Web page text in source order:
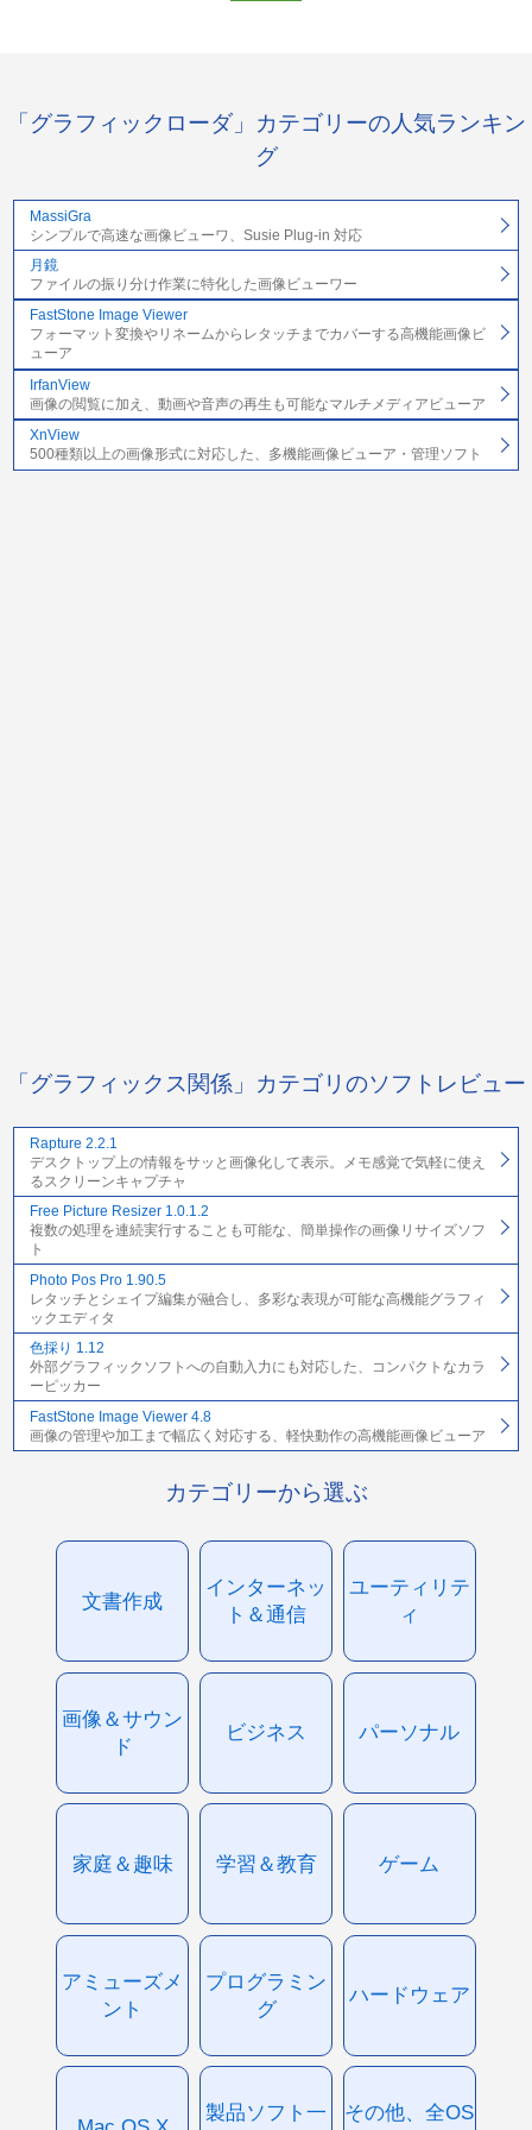
「グラフィックローダ」カテゴリーの人気ランキン
グ
MassiGra
シンプルで高速な画像ビューワ、Susie Plug-in 対応
月鏡
ファイルの振り分け作業に特化した画像ビューワー
FastStone Image Viewer
フォーマット変換やリネームからレタッチまでカバーする高機能画像ビ
ューア
IrfanView
画像の閲覧に加え、動画や音声の再生も可能なマルチメディアビューア
XnView
500種類以上の画像形式に対応した、多機能画像ビューア・管理ソフト
「グラフィックス関係」カテゴリのソフトレビュー
Rapture 2.2.1
デスクトップ上の情報をサッと画像化して表示。メモ感覚で気軽に使え
るスクリーンキャプチャ
Free Picture Resizer 1.0.1.2
複数の処理を連続実行することも可能な、簡単操作の画像リサイズソフ
ト
Photo Pos Pro 1.90.5
レタッチとシェイプ編集が融合し、多彩な表現が可能な高機能グラフィ
ックエディタ
色採り 1.12
外部グラフィックソフトへの自動入力にも対応した、コンパクトなカラ
ーピッカー
FastStone Image Viewer 4.8
画像の管理や加工まで幅広く対応する、軽快動作の高機能画像ビューア
カテゴリーから選ぶ
文書作成
インターネッ
ト＆通信
ユーティリテ
ィ
画像＆サウン
ド
ビジネス パーソナル
家庭＆趣味 学習＆教育 ゲーム
アミューズメ
ント
プログラミン
グ
ハードウェア
製品ソフト一
その他、全OS